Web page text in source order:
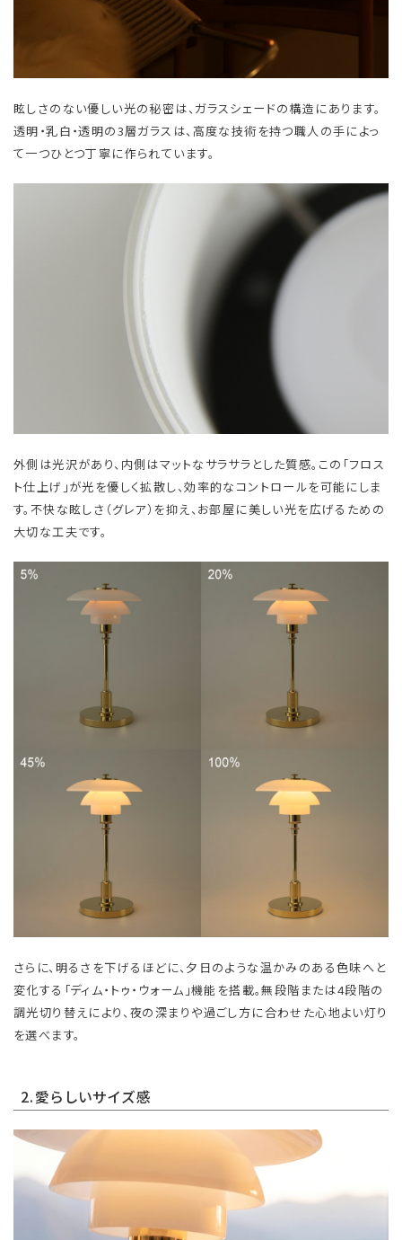
眩しさのない優しい光の秘密は、ガラスシェードの構造にあります。
透明・乳白・透明の3層ガラスは、高度な技術を持つ職人の手によっ
て一つひとつ丁寧に作られています。
外側は光沢があり、内側はマットなサラサラとした質感。この「フロス
ト仕上げ」が光を優しく拡散し、効率的なコントロールを可能にしま
す。不快な眩しさ（グレア）を抑え、お部屋に美しい光を広げるための
大切な工夫です。
さらに、明るさを下げるほどに、夕日のような温かみのある色味へと
変化する「ディム・トゥ・ウォーム」機能を搭載。無段階または4段階の
調光切り替えにより、夜の深まりや過ごし方に合わせた心地よい灯り
を選べます。
2.愛らしいサイズ感